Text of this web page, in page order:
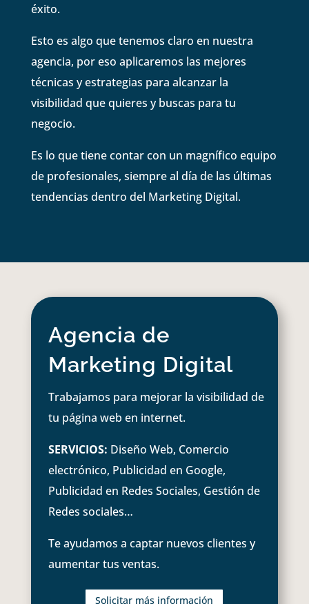
éxito.
Esto es algo que tenemos claro en nuestra
agencia, por eso aplicaremos las mejores
técnicas y estrategias para alcanzar la
visibilidad que quieres y buscas para tu
negocio.
Es lo que tiene contar con un magnífico equipo
de profesionales, siempre al día de las últimas
tendencias dentro del Marketing Digital.
Agencia de
Marketing Digital
Trabajamos para mejorar la visibilidad de
tu página web en internet.
SERVICIOS: Diseño Web, Comercio
electrónico, Publicidad en Google,
Publicidad en Redes Sociales, Gestión de
Redes sociales…
Te ayudamos a captar nuevos clientes y
aumentar tus ventas.
Solicitar más información